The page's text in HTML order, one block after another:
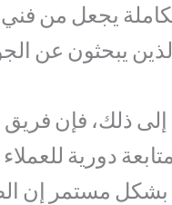
يجعل من فني
يبحثون عن
إلى ذلك، فإن
دورية
بشكل مستمر إن